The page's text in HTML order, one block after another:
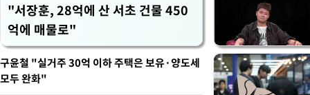
"서장훈, 28억에 산 서초 건물 450
억에 매물로"
구윤철 "실거주 30억 이하 주택은 보유·양도세
모두 완화"